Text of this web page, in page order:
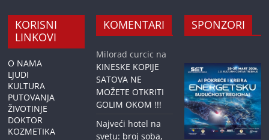
KORISNI
LINKOVI
O NAMA
LJUDI
KULTURA
PUTOVANJA
ŽIVOTINJE
DOKTOR
KOZMETIKA
KOMENTARI
Milorad curcic na
KINESKE KOPIJE
SATOVA NE
MOŽETE OTKRITI
GOLIM OKOM !!!
Najveći hotel na
svetu: broj soba,
SPONZORI